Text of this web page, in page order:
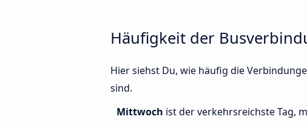
Häufigkeit der
Hier siehst Du, wie häufig die
sind.
Mittwoch ist der verkehrsreichste Tag,